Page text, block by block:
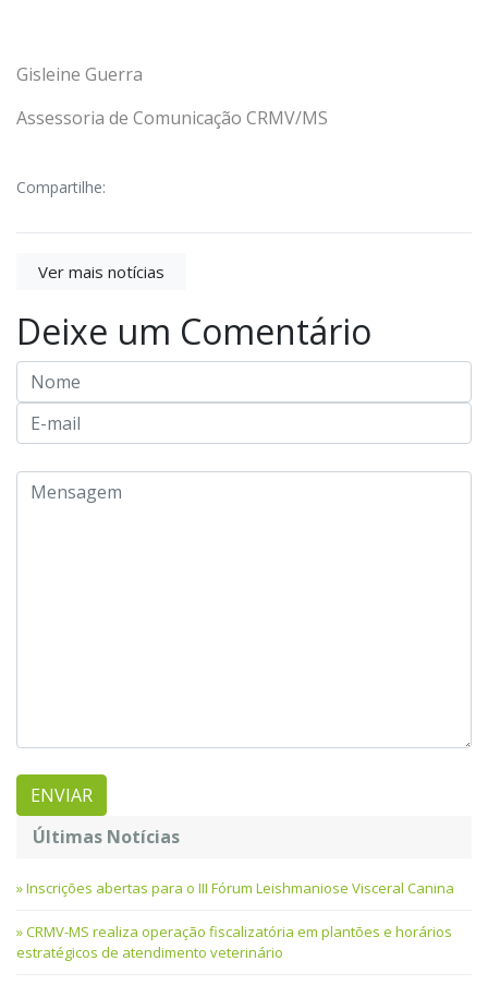
Gisleine Guerra
Assessoria de Comunicação CRMV/MS
Compartilhe:
Ver mais notícias
Deixe um Comentário
Últimas Notícias
Inscrições abertas para o III Fórum Leishmaniose Visceral Canina
CRMV-MS realiza operação fiscalizatória em plantões e horários
estratégicos de atendimento veterinário